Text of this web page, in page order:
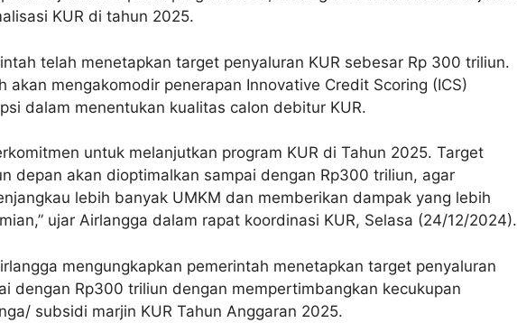
KUR di tahun 2025.
telah menetapkan target penyaluran KUR sebesar Rp 300 triliun.
akan mengakomodir penerapan Innovative Credit Scoring (ICS)
dalam menentukan kualitas calon debitur KUR.
untuk melanjutkan program KUR di Tahun 2025. Target
depan akan dioptimalkan sampai dengan Rp300 triliun, agar
lebih banyak UMKM dan memberikan dampak yang lebih
ujar Airlangga dalam rapat koordinasi KUR, Selasa (24/12/2024).
mengungkapkan pemerintah menetapkan target penyaluran
dengan Rp300 triliun dengan mempertimbangkan kecukupan
subsidi marjin KUR Tahun Anggaran 2025.